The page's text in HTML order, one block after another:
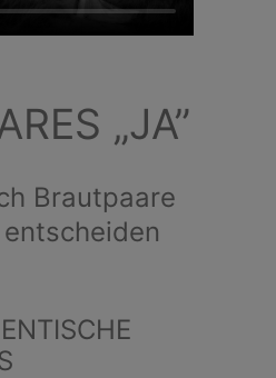
„JA”
Brautpaare